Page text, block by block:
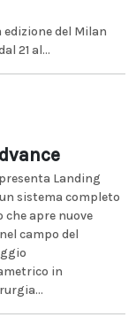
edizione del Milan
21 al...
Landing
sistema completo
apre nuove
campo del
in